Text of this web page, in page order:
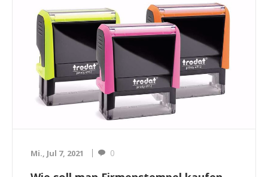
Mi., Jul 7, 2021 0